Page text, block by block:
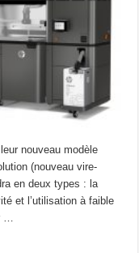
nouveau modèle
(nouveau vire-
en deux types : la
et l’utilisation à faible
…